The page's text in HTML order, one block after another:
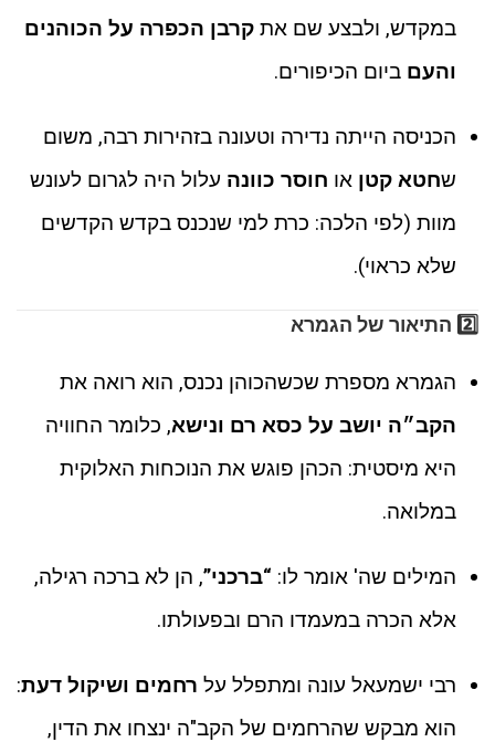
במקדש, ולבצע שם את קרבן הכפרה על הכוהנים
והעם ביום הכיפורים.
הכניסה הייתה נדירה וטעונה בזהירות רבה, משום
שחטא קטן או חוסר כוונה עלול היה לגרום לעונש
מוות (לפי הלכה: כרת למי שנכנס בקדש הקדשים
שלא כראוי).
2️⃣ התיאור של הגמרא
הגמרא מספרת שכשהכוהן נכנס, הוא רואה את
הקב״ה יושב על כסא רם ונישא, כלומר החוויה
היא מיסטית: הכהן פוגש את הנוכחות האלוקית
במלואה.
המילים שה' אומר לו: “ברכני”, הן לא ברכה רגילה,
אלא הכרה במעמדו הרם ובפעולתו.
רבי ישמעאל עונה ומתפלל על רחמים ושיקול דעת:
הוא מבקש שהרחמים של הקב"ה ינצחו את הדין,